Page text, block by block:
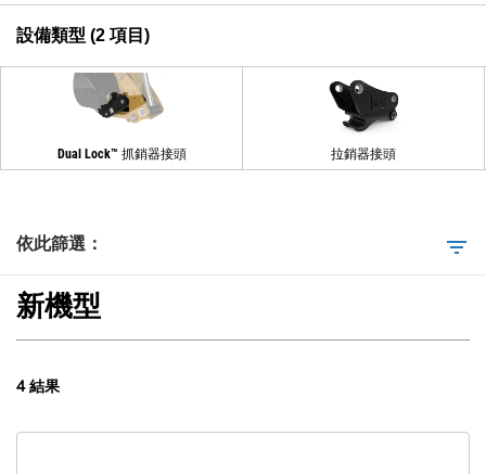
設備類型 (2 項目)
Dual Lock™ 抓銷器接頭 拉銷器接頭
依此篩選： filter_list
新機型
4 結果